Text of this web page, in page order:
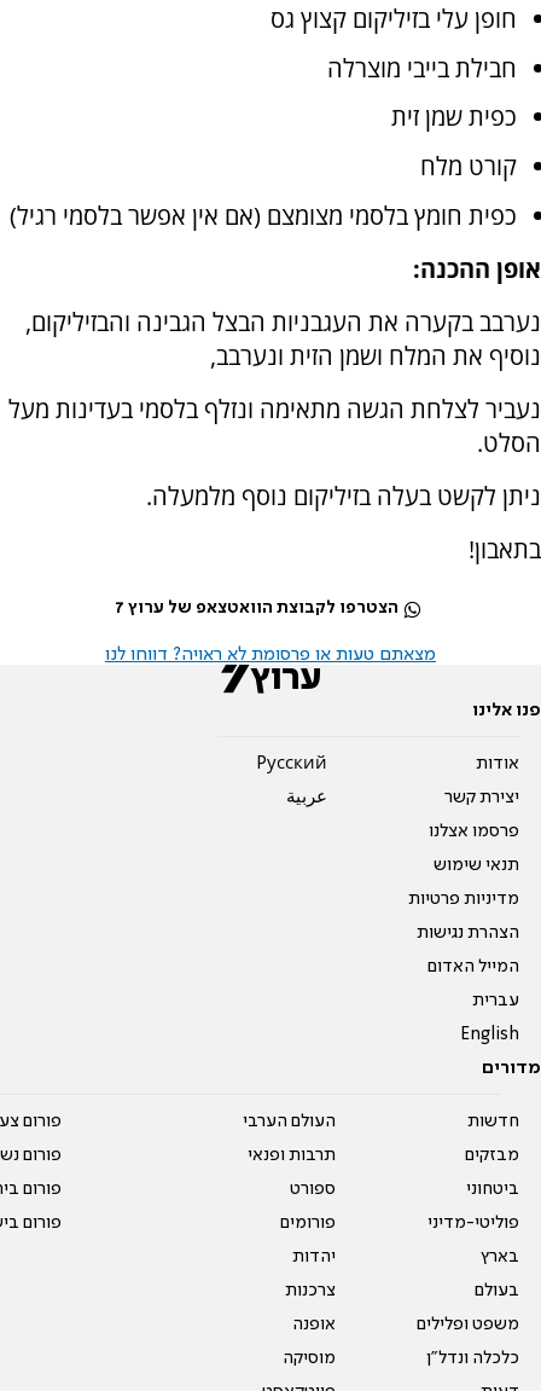
חופן עלי בזיליקום קצוץ גס
חבילת בייבי מוצרלה
כפית שמן זית
קורט מלח
כפית חומץ בלסמי מצומצם (אם אין אפשר בלסמי רגיל)
אופן ההכנה:
נערבב בקערה את העגבניות הבצל הגבינה והבזיליקום,
נוסיף את המלח ושמן הזית ונערבב,
נעביר לצלחת הגשה מתאימה ונזלף בלסמי בעדינות מעל
הסלט.
ניתן לקשט בעלה בזיליקום נוסף מלמעלה.
בתאבון!
הצטרפו לקבוצת הוואטצאפ של ערוץ 7
מצאתם טעות או פרסומת לא ראויה? דווחו לנו
פנו אלינו
אודות
יצירת קשר
פרסמו אצלנו
תנאי שימוש
מדיניות פרטיות
הצהרת נגישות
המייל האדום
עברית
English
Pусский
عربية
מדורים
חדשות
מבזקים
ביטחוני
פוליטי-מדיני
בארץ
בעולם
משפט ופלילים
כלכלה ונדל"ן
העולם הערבי
תרבות ופנאי
ספורט
פורומים
יהדות
צרכנות
אופנה
מוסיקה
פורום
פורום
פורום
פורום